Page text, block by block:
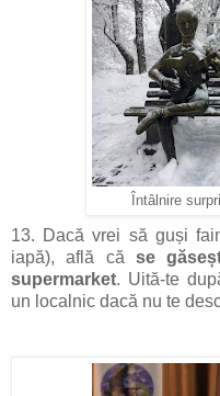
Întâlnire
13. Dacă vrei să guși
iapă), află că se
supermarket. Uită-te
un localnic dacă nu te